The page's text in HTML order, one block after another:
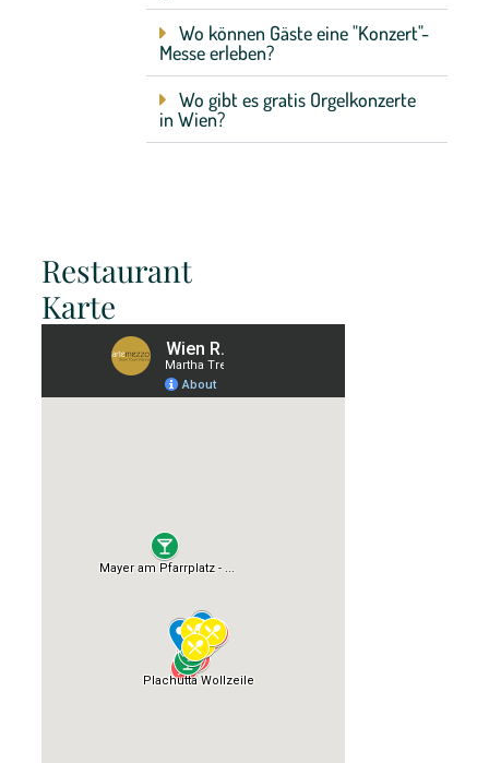
Wo können Gäste eine "Konzert"-
Messe erleben?
Wo gibt es gratis Orgelkonzerte
in Wien?
Restaurant
Karte